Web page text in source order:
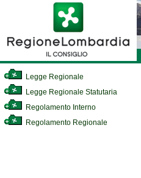
Legge Regionale
Legge Regionale Statutaria
Regolamento Interno
Regolamento Regionale